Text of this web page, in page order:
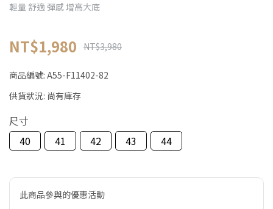
輕量 舒適 彈感 增高大底
NT$1,980 NT$3,980
商品編號: A55-F11402-82
供貨狀況: 尚有庫存
尺寸
40
41 42 43 44
此商品參與的優惠活動